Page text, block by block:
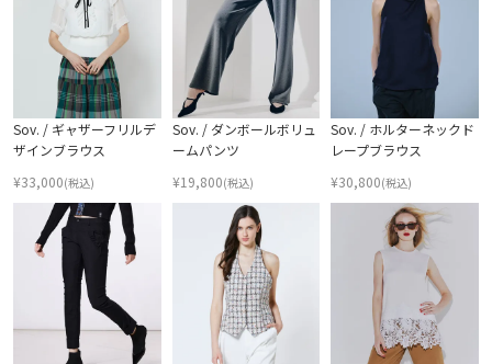
Sov. / ギャザーフリルデ
ザインブラウス
¥33,000(税込)
Sov. / ダンボールボリュ
ームパンツ
¥19,800(税込)
Sov. / ホルターネックド
レープブラウス
¥30,800(税込)